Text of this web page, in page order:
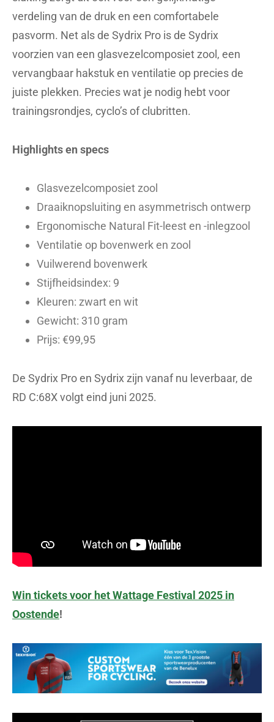
verdeling van de druk en een comfortabele
pasvorm. Net als de Sydrix Pro is de Sydrix
voorzien van een glasvezelcomposiet zool, een
vervangbaar hakstuk en ventilatie op precies de
juiste plekken. Precies wat je nodig hebt voor
trainingsrondjes, cyclo’s of clubritten.
Highlights en specs
Glasvezelcomposiet zool
Draaiknopsluiting en asymmetrisch ontwerp
Ergonomische Natural Fit-leest en -inlegzool
Ventilatie op bovenwerk en zool
Vuilwerend bovenwerk
Stijfheidsindex: 9
Kleuren: zwart en wit
Gewicht: 310 gram
Prijs: €99,95
De Sydrix Pro en Sydrix zijn vanaf nu leverbaar, de
RD C:68X volgt eind juni 2025.
Win tickets voor het Wattage Festival 2025 in
Oostende!